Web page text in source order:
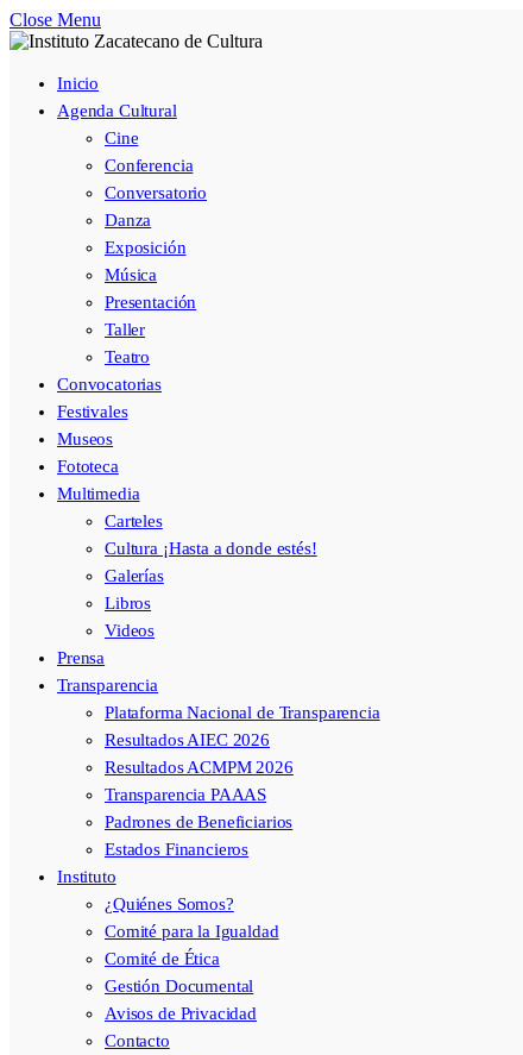
Close Menu
Inicio
Agenda Cultural
Cine
Conferencia
Conversatorio
Danza
Exposición
Música
Presentación
Taller
Teatro
Convocatorias
Festivales
Museos
Fototeca
Multimedia
Carteles
Cultura ¡Hasta a donde estés!
Galerías
Libros
Videos
Prensa
Transparencia
Plataforma Nacional de Transparencia
Resultados AIEC 2026
Resultados ACMPM 2026
Transparencia PAAAS
Padrones de Beneficiarios
Estados Financieros
Instituto
¿Quiénes Somos?
Comité para la Igualdad
Comité de Ética
Gestión Documental
Avisos de Privacidad
Contacto